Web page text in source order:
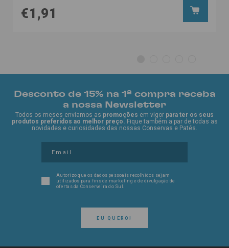
€1,91
Desconto de 15% na 1ª compra receba
a nossa Newsletter
Todos os meses enviamos as promoções em vigor para ter os seus
produtos preferidos ao melhor preço. Fique também a par de todas as
novidades e curiosidades das nossas Conservas e Patés.
EU QUERO!
Autorizo que os dados pessoais recolhidos sejam
utilizados para fins de marketing e de divulgação de
ofertas da Conserveira do Sul.